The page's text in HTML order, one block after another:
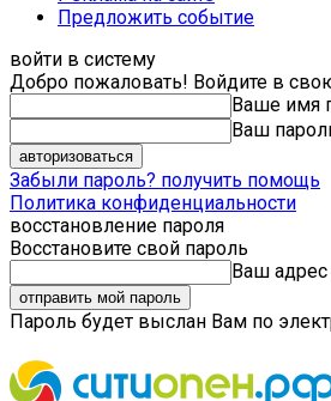
Предложить событие
войти в систему
Добро пожаловать! Войдите в
Ваше имя
Ваш
Забыли пароль? получить помощь
Политика конфиденциальности
восстановление пароля
Восстановите свой пароль
Ваш адрес
Пароль будет выслан Вам по